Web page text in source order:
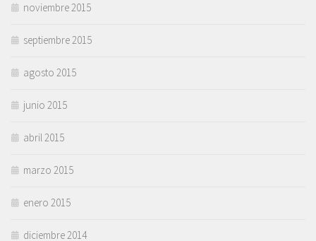
noviembre 2015
septiembre 2015
agosto 2015
junio 2015
abril 2015
marzo 2015
enero 2015
diciembre 2014